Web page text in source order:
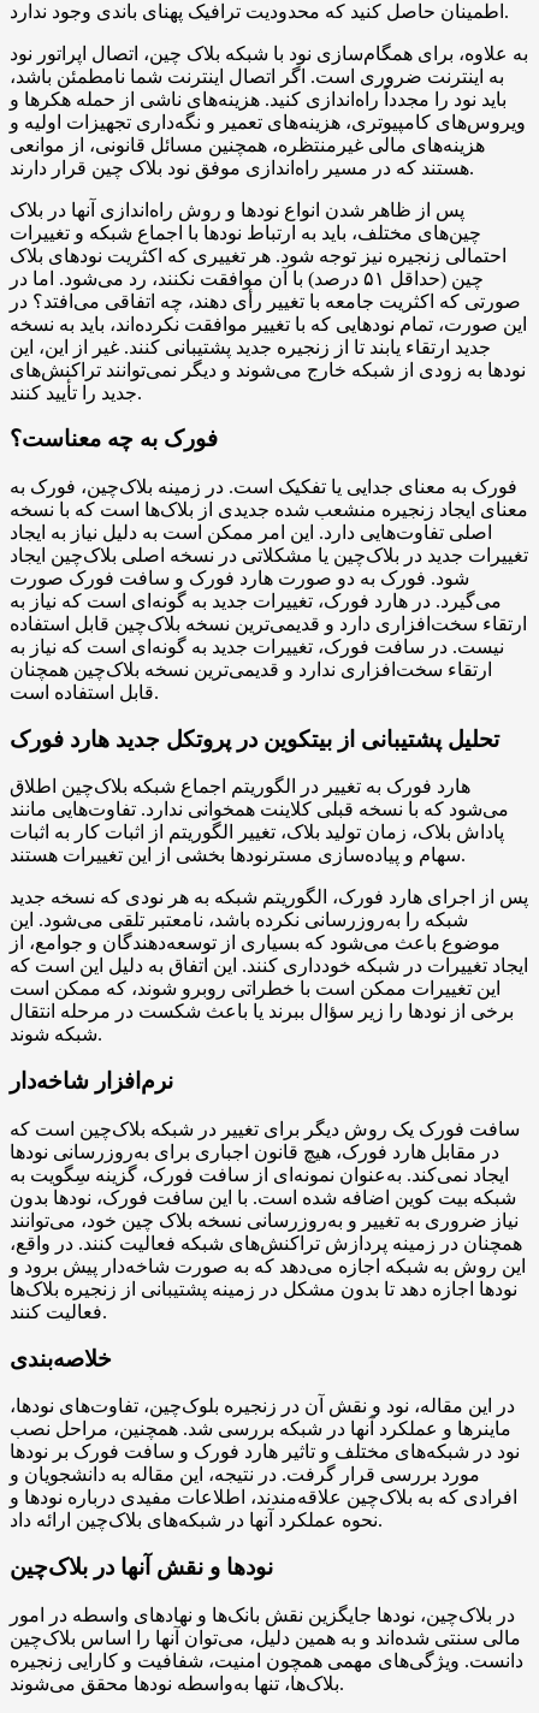
اطمینان حاصل کنید که محدودیت ترافیک پهنای باندی وجود ندارد.
به علاوه، برای همگام‌سازی نود با شبکه بلاک چین، اتصال اپراتور نود
به اینترنت ضروری است. اگر اتصال اینترنت شما نامطمئن باشد،
باید نود را مجدداً راه‌اندازی کنید. هزینه‌های ناشی از حمله هکرها و
ویروس‌های کامپیوتری، هزینه‌های تعمیر و نگه‌داری تجهیزات اولیه و
هزینه‌های مالی غیرمنتظره، همچنین مسائل قانونی، از موانعی
هستند که در مسیر راه‌اندازی موفق نود بلاک چین قرار دارند.
پس از ظاهر شدن انواع نودها و روش راه‌اندازی آنها در بلاک
چین‌های مختلف، باید به ارتباط نودها با اجماع شبکه و تغییرات
احتمالی زنجیره نیز توجه شود. هر تغییری که اکثریت نودهای بلاک
چین (حداقل ۵۱ درصد) با آن موافقت نکنند، رد می‌شود. اما در
صورتی که اکثریت جامعه با تغییر رأی دهند، چه اتفاقی می‌افتد؟ در
این صورت، تمام نودهایی که با تغییر موافقت نکرده‌اند، باید به نسخه
جدید ارتقاء یابند تا از زنجیره جدید پشتیبانی کنند. غیر از این، این
نودها به زودی از شبکه خارج می‌شوند و دیگر نمی‌توانند تراکنش‌های
جدید را تأیید کنند.
فورک به چه معناست؟
فورک به معنای جدایی یا تفکیک است. در زمینه بلاک‌چین، فورک به
معنای ایجاد زنجیره منشعب شده جدیدی از بلاک‌ها است که با نسخه
اصلی تفاوت‌هایی دارد. این امر ممکن است به دلیل نیاز به ایجاد
تغییرات جدید در بلاک‌چین یا مشکلاتی در نسخه اصلی بلاک‌چین ایجاد
شود. فورک به دو صورت هارد فورک و سافت فورک صورت
می‌گیرد. در هارد فورک، تغییرات جدید به گونه‌ای است که نیاز به
ارتقاء سخت‌افزاری دارد و قدیمی‌ترین نسخه بلاک‌چین قابل استفاده
نیست. در سافت فورک، تغییرات جدید به گونه‌ای است که نیاز به
ارتقاء سخت‌افزاری ندارد و قدیمی‌ترین نسخه بلاک‌چین همچنان
قابل استفاده است.
تحلیل پشتیبانی از بیتکوین در پروتکل جدید هارد فورک
هارد فورک به تغییر در الگوریتم اجماع شبکه بلاک‌چین اطلاق
می‌شود که با نسخه قبلی کلاینت همخوانی ندارد. تفاوت‌هایی مانند
پاداش بلاک، زمان تولید بلاک، تغییر الگوریتم از اثبات کار به اثبات
سهام و پیاده‌سازی مسترنودها بخشی از این تغییرات هستند.
پس از اجرای هارد فورک، الگوریتم شبکه به هر نودی که نسخه جدید
شبکه را به‌روزرسانی نکرده باشد، نامعتبر تلقی می‌شود. این
موضوع باعث می‌شود که بسیاری از توسعه‌دهندگان و جوامع، از
ایجاد تغییرات در شبکه خودداری کنند. این اتفاق به دلیل این است که
این تغییرات ممکن است با خطراتی روبرو شوند، که ممکن است
برخی از نودها را زیر سؤال ببرند یا باعث شکست در مرحله انتقال
شبکه شوند.
نرم‌افزار شاخه‌دار
سافت فورک یک روش دیگر برای تغییر در شبکه بلاک‌چین است که
در مقابل هارد فورک، هیچ قانون اجباری برای به‌روزرسانی نودها
ایجاد نمی‌کند. به‌عنوان نمونه‌ای از سافت فورک، گزینه سِگویت به
شبکه بیت کوین اضافه شده است. با این سافت فورک، نودها بدون
نیاز ضروری به تغییر و به‌روزرسانی نسخه بلاک چین خود، می‌توانند
همچنان در زمینه پردازش تراکنش‌های شبکه فعالیت کنند. در واقع،
این روش به شبکه اجازه می‌دهد که به صورت شاخه‌دار پیش برود و
نودها اجازه دهد تا بدون مشکل در زمینه پشتیبانی از زنجیره بلاک‌ها
فعالیت کنند.
خلاصه‌بندی
در این مقاله، نود و نقش آن در زنجیره بلوک‌چین، تفاوت‌های نودها،
ماینرها و عملکرد آنها در شبکه بررسی شد. همچنین، مراحل نصب
نود در شبکه‌های مختلف و تاثیر هارد فورک و سافت فورک بر نودها
مورد بررسی قرار گرفت. در نتیجه، این مقاله به دانشجویان و
افرادی که به بلاک‌چین علاقه‌مندند، اطلاعات مفیدی درباره نودها و
نحوه عملکرد آنها در شبکه‌های بلاک‌چین ارائه داد.
نودها و نقش آنها در بلاک‌چین
در بلاک‌چین، نودها جایگزین نقش بانک‌ها و نهادهای واسطه در امور
مالی سنتی شده‌اند و به همین دلیل، می‌توان آنها را اساس بلاک‌چین
دانست. ویژگی‌های مهمی همچون امنیت، شفافیت و کارایی زنجیره
بلاک‌ها، تنها به‌واسطه نودها محقق می‌شوند.